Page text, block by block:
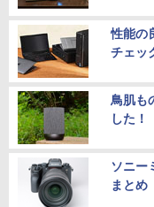
性能の
チェッ
鳥肌も
した！
ソニー
まとめ